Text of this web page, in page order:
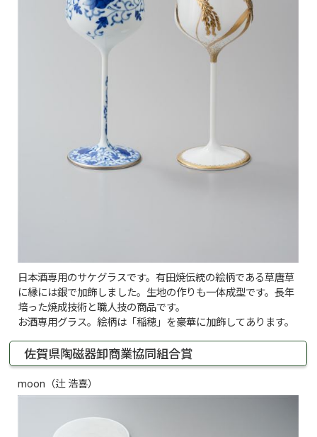
日本酒専用のサケグラスです。有田焼伝統の絵柄である草唐草
に縁には銀で加飾しました。生地の作りも一体成型です。長年
培った焼成技術と職人技の商品です。
お酒専用グラス。絵柄は「稲穂」を豪華に加飾してあります。
佐賀県陶磁器卸商業協同組合賞
moon（辻 浩喜）